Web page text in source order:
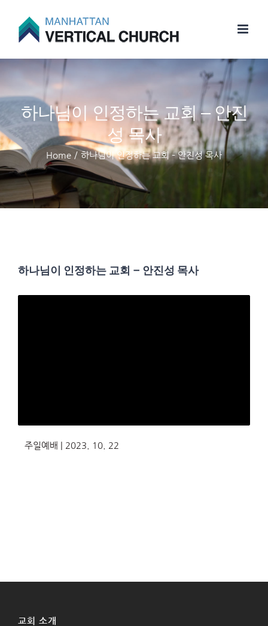
하나님이 인정하는 교회 – 안진
성 목사
Home / 하나님이 인정하는 교회 – 안진성 목사
하나님이 인정하는 교회 – 안진성 목사
주일예배 | 2023. 10. 22
교회 소개